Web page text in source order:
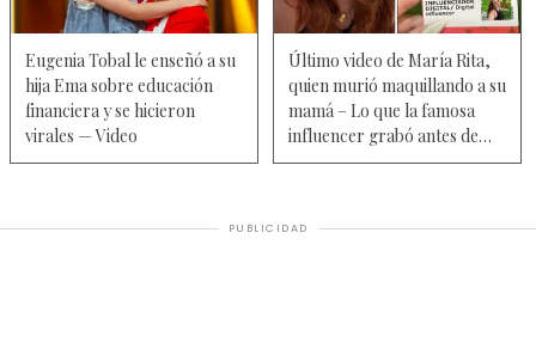
Eugenia Tobal le enseñó a su
hija Ema sobre educación
financiera y se hicieron
virales — Video
Último video de María Rita,
quien murió maquillando a su
mamá – Lo que la famosa
influencer grabó antes de
morir
PUBLICIDAD